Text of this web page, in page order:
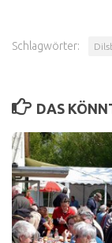
Schlagwörter:
DAS